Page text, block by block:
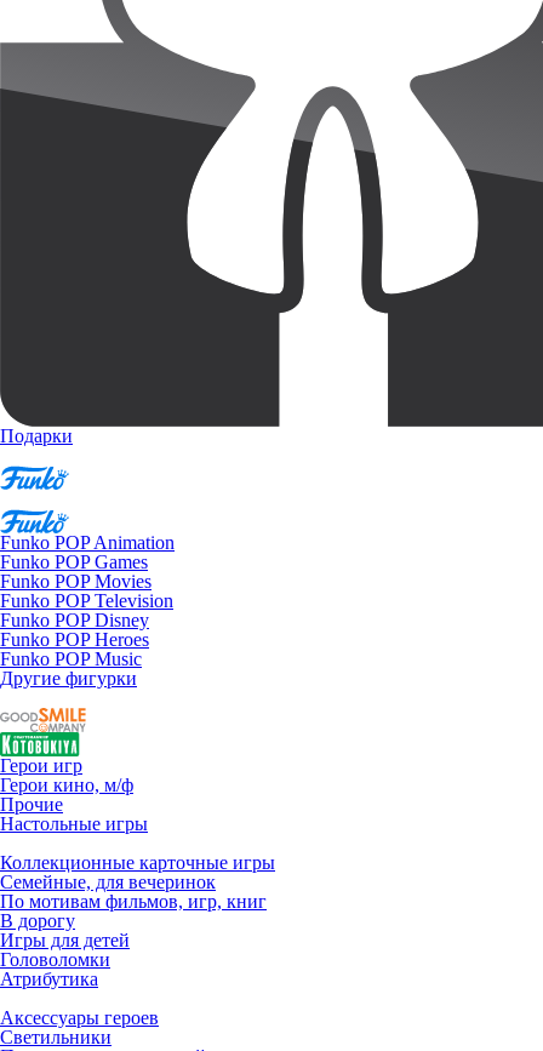
Подарки
Funko POP Animation
Funko POP Games
Funko POP Movies
Funko POP Television
Funko POP Disney
Funko POP Heroes
Funko POP Music
Другие фигурки
Герои игр
Герои кино, м/ф
Прочие
Настольные игры
Коллекционные карточные игры
Семейные, для вечеринок
По мотивам фильмов, игр, книг
В дорогу
Игры для детей
Головоломки
Атрибутика
Аксессуары героев
Светильники